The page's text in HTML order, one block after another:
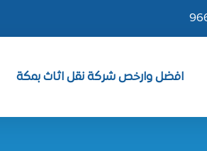
افضل وارخص شركة نقل اثاث بمكة